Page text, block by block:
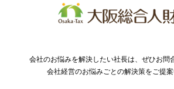
会社のお悩みを解決したい社長は、ぜひお問
会社経営のお悩みごとの解決策をご提案